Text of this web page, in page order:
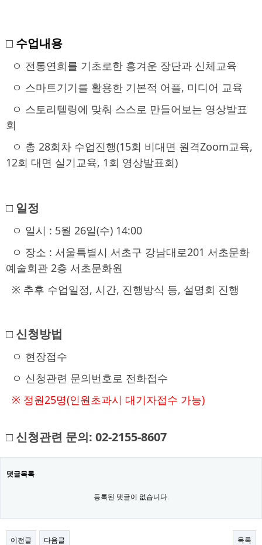
□ 수업내용
ㅇ 전통연희를 기초로한 흥겨운 장단과 신체교육
ㅇ 스마트기기를 활용한 기본적 어플, 미디어 교육
ㅇ 스토리텔링에 맞춰 스스로 만들어보는 영상발표
회
ㅇ 총 28회차 수업진행(15회 비대면 원격Zoom교육,
12회 대면 실기교육, 1회 영상발표회)
□ 일정
ㅇ 일시 : 5월 26일(수) 14:00
ㅇ 장소 : 서울특별시 서초구 강남대로201 서초문화
예술회관 2층 서초문화원
※ 추후 수업일정, 시간, 진행방식 등, 설명회 진행
□ 신청방법
ㅇ 현장접수
ㅇ 신청관련 문의번호로 전화접수
※ 정원25명(인원초과시 대기자접수 가능)
□ 신청관련 문의: 02-2155-8607
댓글목록
등록된 댓글이 없습니다.
이전글 다음글 목록